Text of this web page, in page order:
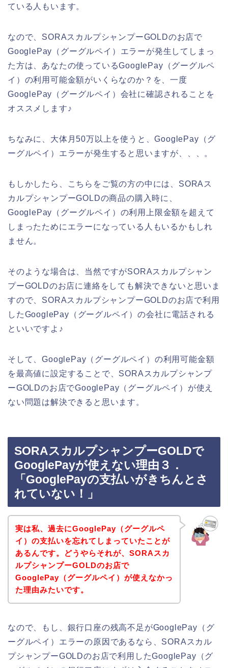
ている人もいます。
なので、SORAスカルプシャンプーGOLDのお店で
GooglePay（グーグルペイ）エラーが発生してしまっ
た方は、あなたの使っているGooglePay（グーグルペ
イ）の利用可能金額がいくらなのか？を、一度
GooglePay（グーグルペイ）会社に確認されることを
オススメします♪
ちなみに、大体月50万以上を使うと、GooglePay（グ
ーグルペイ）エラーが発生すると思いますが、、、。
もしかしたら、こちらをご覧の方の中には、SORAス
カルプシャンプーGOLDの商品の購入時に、
GooglePay（グーグルペイ）の利用上限金額を超えて
しまったためにエラーになっている人もいるかもしれ
ません。
そのような場合は、当然ですがSORAスカルプシャン
プーGOLDのお店に連絡をしても解決できないと思いま
すので、SORAスカルプシャンプーGOLDのお店で利用
したGooglePay（グーグルペイ）の会社に電話される
といいですよ♪
そして、GooglePay（グーグルペイ）の利用可能金額
を最高値に設定することで、SORAスカルプシャンプ
ーGOLDのお店でGooglePay（グーグルペイ）が使え
ない問題は解決できると思います。
SORAスカルプシャンプーGOLDで
GooglePayが使えない理由３．
「GooglePayの支払いがきちんとさ
れていない！」
実は私、過去にGooglePay（グーグルペ
イ）の支払いを忘れてしまっていたことが
あるんです。どうやらそれが、SORAスカ
ルプシャンプーGOLDのお店で
GooglePay（グーグルペイ）が使えなかっ
た理由みたいです。
なので、もし、銀行口座の残高不足がGooglePay（グ
ーグルペイ）エラーの原因であるなら、SORAスカル
プシャンプーGOLDのお店で利用したGooglePay（グ